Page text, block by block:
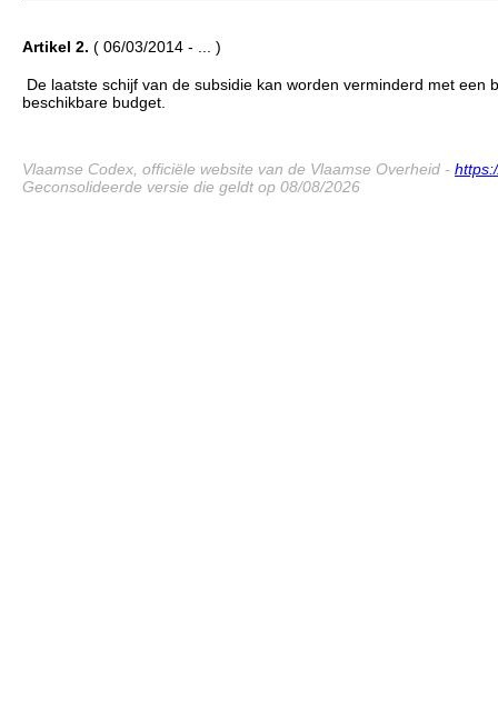
Artikel 2. ( 06/03/2014 - ... )
De laatste schijf van de subsidie kan worden verminderd met
beschikbare budget.
Vlaamse Codex, officiële website van de Vlaamse Overheid -
Geconsolideerde versie die geldt op 08/08/2026